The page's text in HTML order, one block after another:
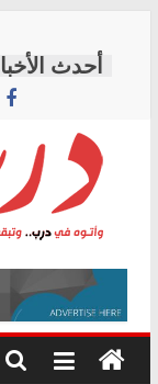
content
درب
وأتوه
درب..
وتبقى
هي